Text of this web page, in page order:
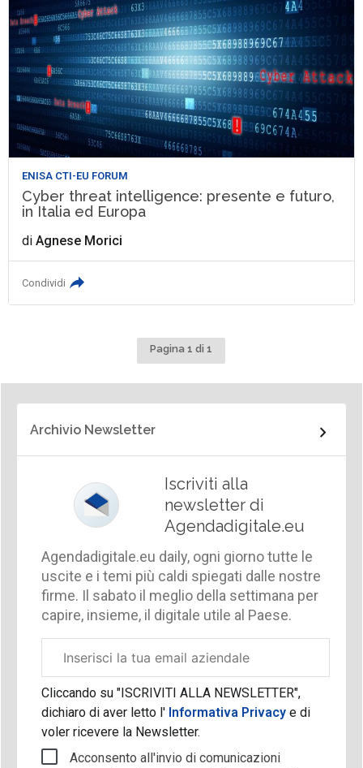
ENISA CTI-EU FORUM
Cyber threat intelligence: presente e futuro,
in Italia ed Europa
diAgnese Morici
Condividi
Pagina 1 di 1
Archivio Newsletter
Iscriviti alla
newsletter di
Agendadigitale.eu
Agendadigitale.eu daily, ogni giorno tutte le
uscite e i temi più caldi spiegati dalle nostre
firme. Il sabato il meglio della settimana per
capire, insieme, il digitale utile al Paese.
aziendale
Cliccando su "ISCRIVITI ALLA NEWSLETTER",
dichiaro di aver letto l'Informativa Privacy e di
voler ricevere la Newsletter.
Acconsento all'invio di comunicazioni